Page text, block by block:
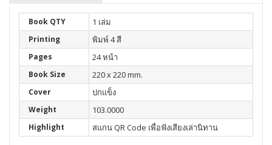
Book QTY 1 เล่ม
Printing พิมพ์ 4 สี
Pages 24 หน้า
Book Size 220 x 220 mm.
Cover ปกแข็ง
Weight 103.0000
Highlight สแกน QR Code เพื่อฟังเสียงเล่านิทาน